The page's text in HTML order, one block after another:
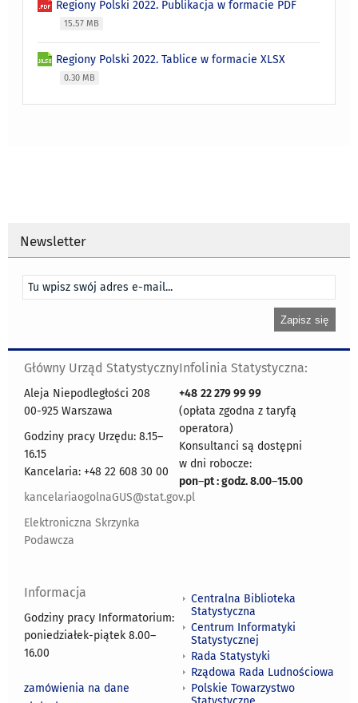
Regiony Polski 2022. Publikacja w formacie PDF
15.57 MB
Regiony Polski 2022. Tablice w formacie XLSX
0.30 MB
Newsletter
Główny Urząd Statystyczny
Aleja Niepodległości 208
00-925 Warszawa
Godziny pracy Urzędu: 8.15–
16.15
Kancelaria: +48 22 608 30 00
kancelariaogolnaGUS@stat.gov.pl
Elektroniczna Skrzynka
Podawcza
Infolinia Statystyczna:
+48 22 279 99 99
(opłata zgodna z taryfą
operatora)
Konsultanci są dostępni
w dni robocze:
pon–pt : godz. 8.00–15.00
Informacja
Godziny pracy Informatorium:
poniedziałek-piątek 8.00–
16.00
zamówienia na dane
Centralna Biblioteka
Statystyczna
Centrum Informatyki
Statystycznej
Rada Statystyki
Rządowa Rada Ludnościowa
Polskie Towarzystwo